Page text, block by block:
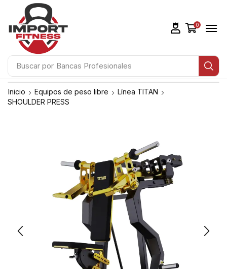
Buscar por Bancas Profesionales
0
Inicio Equipos de peso libre
Línea TITAN
SHOULDER PRESS